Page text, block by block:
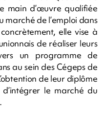
main d’œuvre qualifiée
marché de l’emploi dans
elle vise à
de réaliser leurs
un programme de
au sein des Cégeps de
de leur diplôme
le marché du